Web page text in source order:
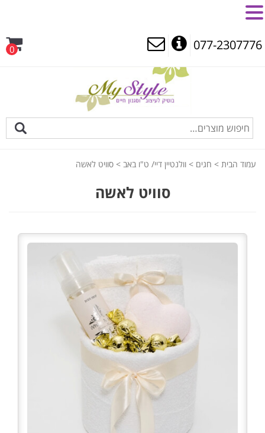
077-2307776
0
עמוד הבית > חגים > וולנטיין דיי/ ט"ו באב > סוויט לאשה
סוויט לאשה